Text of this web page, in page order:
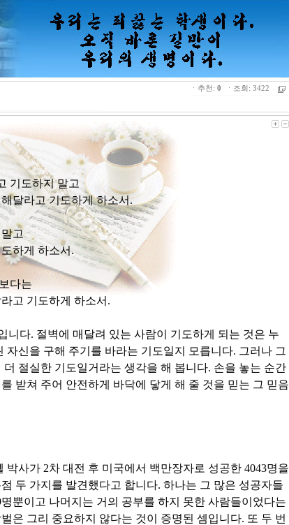
ㆍ추천:0 ㆍ조회: 3422
기도하지 말고
달라고 기도하게 하소서.
고
하게 하소서.
다는
고 기도하게 하소서.
니다. 절벽에 매달려 있는 사람이 기도하게 되는 것은 누
자신을 구해 주기를 바라는 기도일지 모릅니다. 그러나 그
절실한 기도일거라는 생각을 해 봅니다. 손을 놓는 순간
받쳐 주어 안전하게 바닥에 닿게 해 줄 것을 믿는 그 믿음
박사가 2차 대전 후 미국에서 백만장자로 성공한 4043명을
두 가지를 발견했다고 합니다. 하나는 그 많은 성공자들
뿐이고 나머지는 거의 공부를 하지 못한 사람들이었다는
은 그리 중요하지 않다는 것이 증명된 셈입니다. 또 두 번